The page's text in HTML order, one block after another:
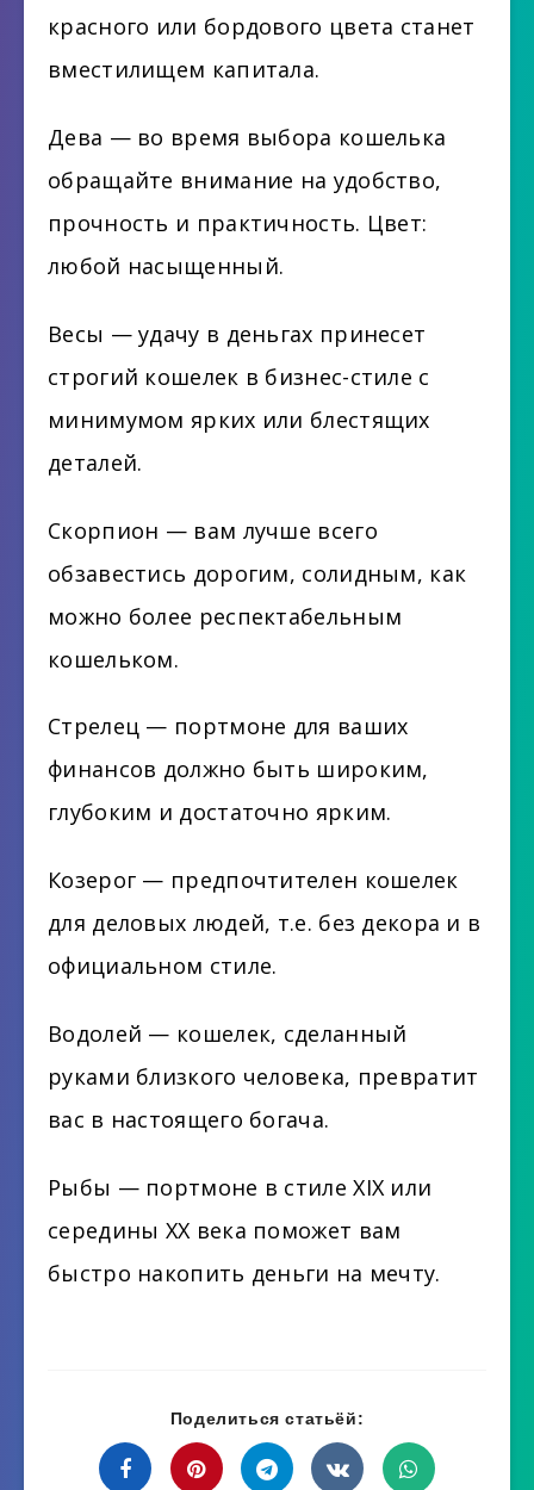
красного или бордового цвета станет
вместилищем капитала.
Дева — во время выбора кошелька
обращайте внимание на удобство,
прочность и практичность. Цвет:
любой насыщенный.
Весы — удачу в деньгах принесет
строгий кошелек в бизнес-стиле с
минимумом ярких или блестящих
деталей.
Скорпион — вам лучше всего
обзавестись дорогим, солидным, как
можно более респектабельным
кошельком.
Стрелец — портмоне для ваших
финансов должно быть широким,
глубоким и достаточно ярким.
Козерог — предпочтителен кошелек
для деловых людей, т.е. без декора и в
официальном стиле.
Водолей — кошелек, сделанный
руками близкого человека, превратит
вас в настоящего богача.
Рыбы — портмоне в стиле XIX или
середины XX века поможет вам
быстро накопить деньги на мечту.
Поделиться статьёй: